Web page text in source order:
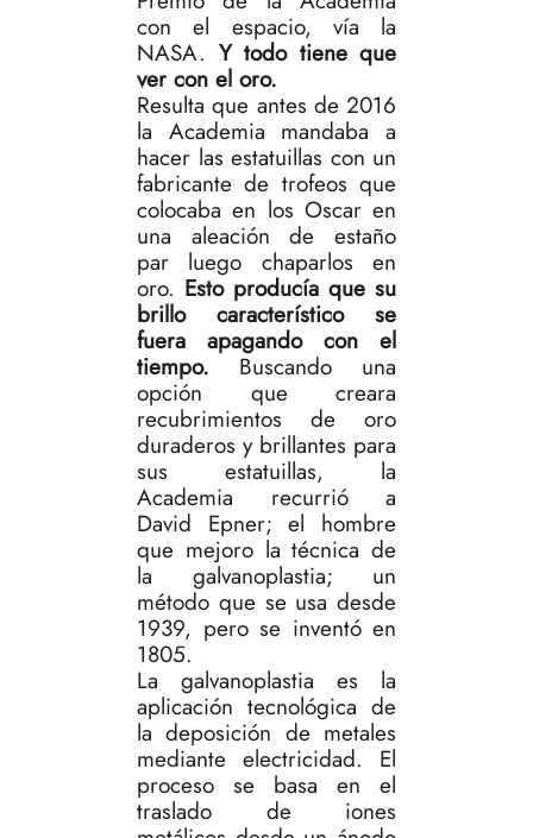
con el espacio, vía la
NASA. Y todo tiene que
ver con el oro.
Resulta que antes de 2016
la Academia mandaba a
hacer las estatuillas con un
fabricante de trofeos que
colocaba en los Oscar en
una aleación de estaño
par luego chaparlos en
oro. Esto producía que su
brillo característico se
fuera apagando con el
tiempo. Buscando una
opción que creara
recubrimientos de oro
duraderos y brillantes para
sus estatuillas, la
Academia recurrió a
David Epner; el hombre
que mejoro la técnica de
la galvanoplastia; un
método que se usa desde
1939, pero se inventó en
1805.
La galvanoplastia es la
aplicación tecnológica de
la deposición de metales
mediante electricidad. El
proceso se basa en el
traslado de iones